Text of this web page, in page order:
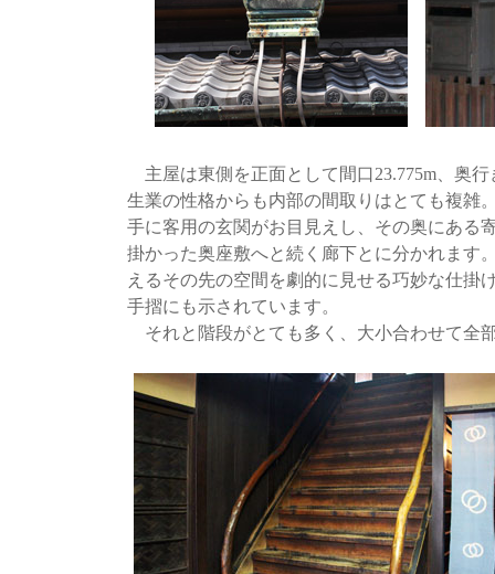
主屋は東側を正面として間口23.775m、奥
生業の性格からも内部の間取りはとても複雑
手に客用の玄関がお目見えし、その奥にある
掛かった奥座敷へと続く廊下とに分かれます
えるその先の空間を劇的に見せる巧妙な仕掛
手摺にも示されています。
それと階段がとても多く、大小合わせて全